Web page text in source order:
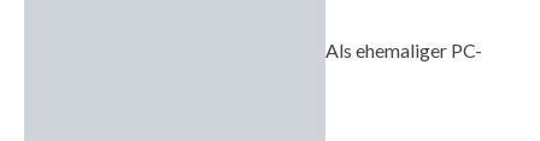
Als ehemaliger PC-